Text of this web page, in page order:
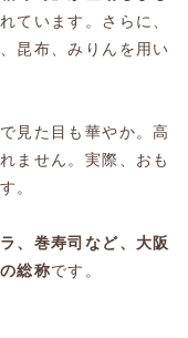
ています。さらに、
昆布、みりんを用い
見た目も華やか。高
ません。実際、おも
。
、巻寿司など、大阪
総称です。